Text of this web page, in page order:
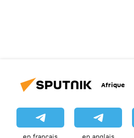
Afrique